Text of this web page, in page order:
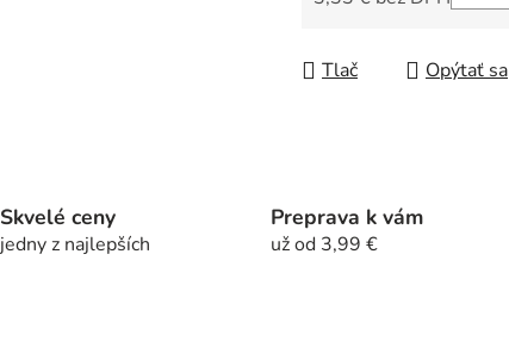
Tlač Opýtať sa
Skvelé ceny
jedny z najlepších
Preprava k vám
už od 3,99 €